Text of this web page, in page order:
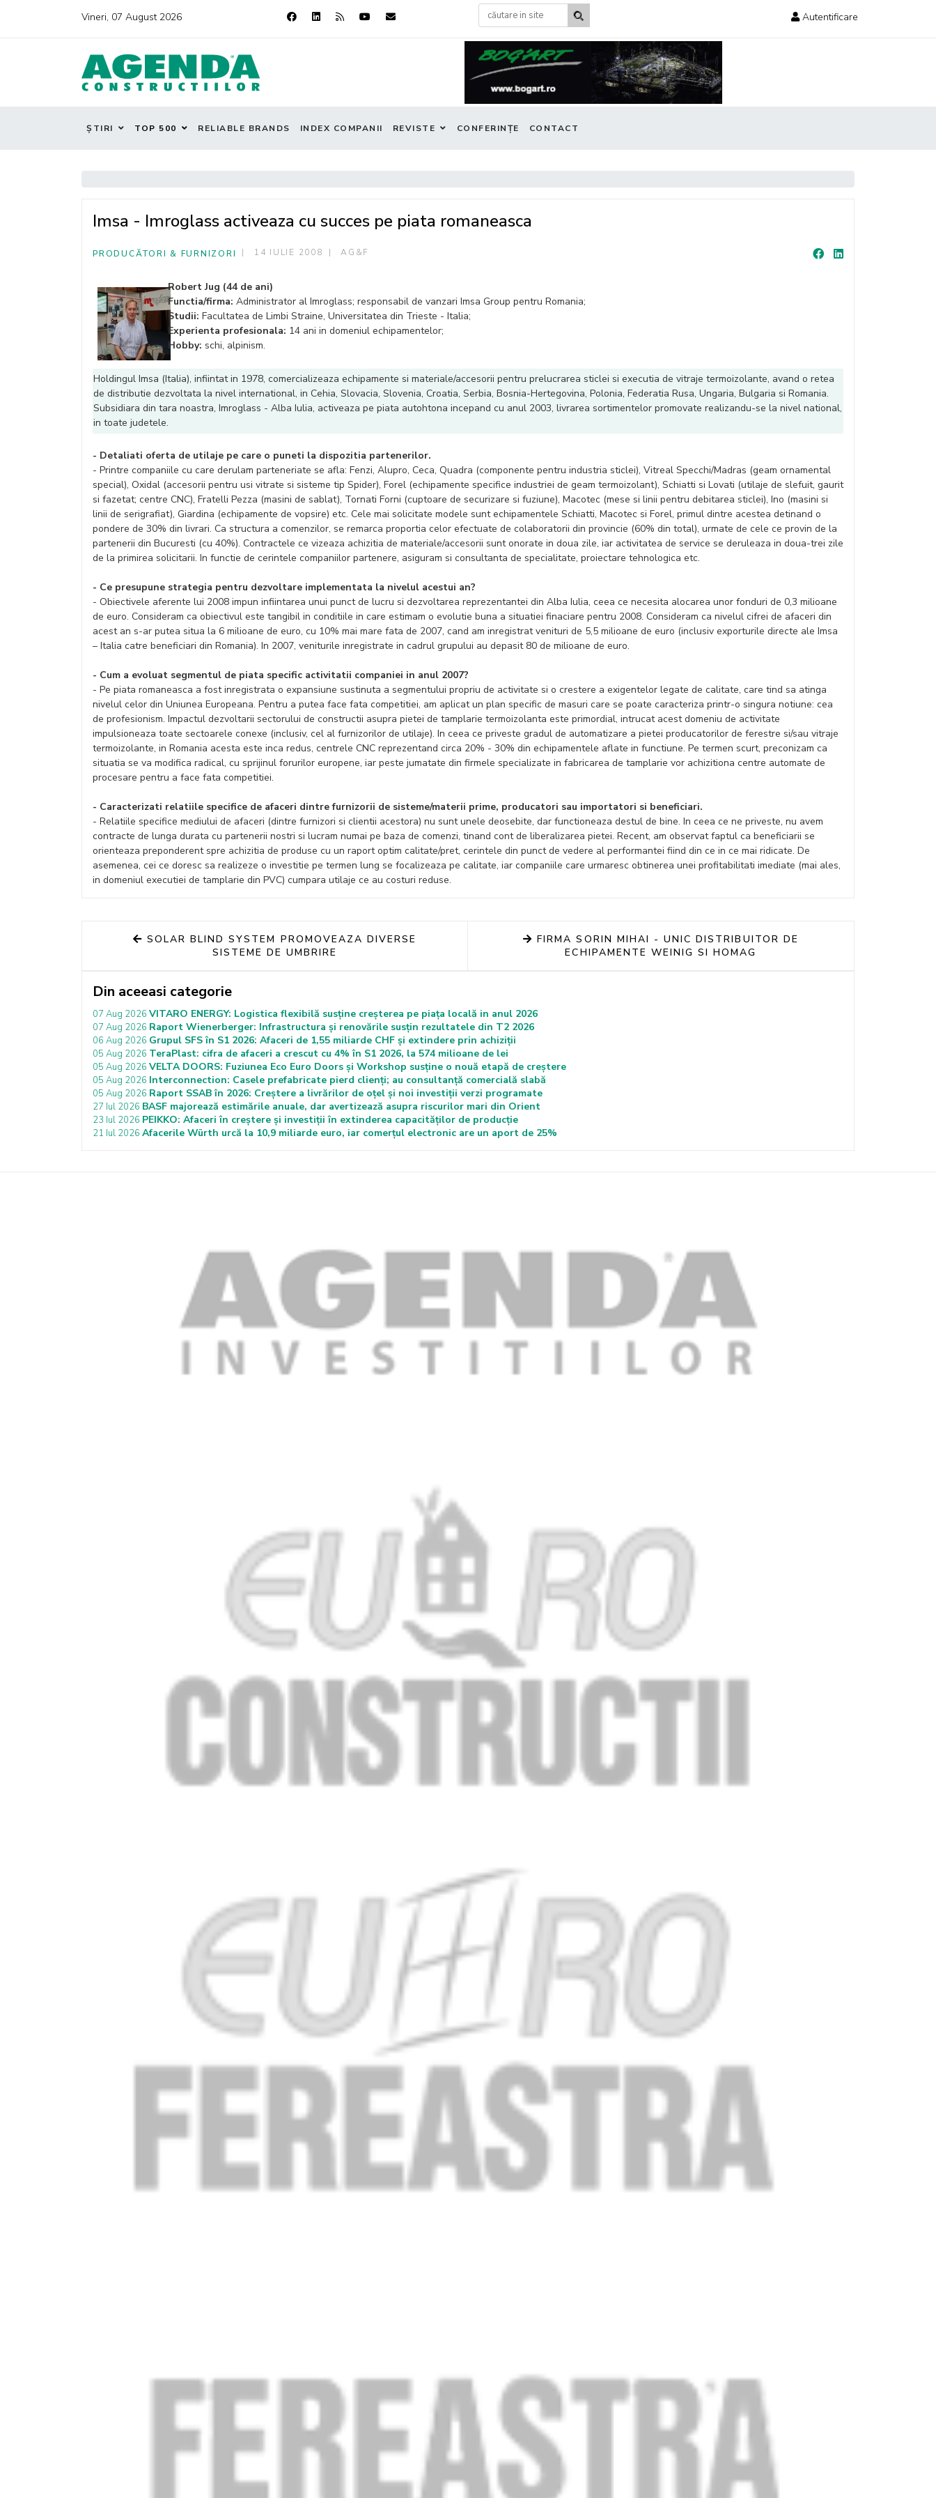
Vineri, 07 August 2026 Autentificare
ȘTIRI TOP 500 RELIABLE BRANDS INDEX COMPANII REVISTE CONFERINȚE CONTACT
Imsa - Imroglass activeaza cu succes pe piata romaneasca
PRODUCĂTORI & FURNIZORI 14 IULIE 2008 AG&F
Robert Jug (44 de ani)
Functia/firma: Administrator al Imroglass; responsabil de vanzari Imsa Group pentru Romania;
Studii: Facultatea de Limbi Straine, Universitatea din Trieste - Italia;
Experienta profesionala: 14 ani in domeniul echipamentelor;
Hobby: schi, alpinism.
Holdingul Imsa (Italia), infiintat in 1978, comercializeaza echipamente si materiale/accesorii pentru prelucrarea sticlei si executia de vitraje termoizolante, avand o retea
de distributie dezvoltata la nivel international, in Cehia, Slovacia, Slovenia, Croatia, Serbia, Bosnia-Hertegovina, Polonia, Federatia Rusa, Ungaria, Bulgaria si Romania.
Subsidiara din tara noastra, Imroglass - Alba Iulia, activeaza pe piata autohtona incepand cu anul 2003, livrarea sortimentelor promovate realizandu-se la nivel national,
in toate judetele.
- Detaliati oferta de utilaje pe care o puneti la dispozitia partenerilor.
- Printre companiile cu care derulam parteneriate se afla: Fenzi, Alupro, Ceca, Quadra (componente pentru industria sticlei), Vitreal Specchi/Madras (geam ornamental
special), Oxidal (accesorii pentru usi vitrate si sisteme tip Spider), Forel (echipamente specifice industriei de geam termoizolant), Schiatti si Lovati (utilaje de slefuit, gaurit
si fazetat; centre CNC), Fratelli Pezza (masini de sablat), Tornati Forni (cuptoare de securizare si fuziune), Macotec (mese si linii pentru debitarea sticlei), Ino (masini si
linii de serigrafiat), Giardina (echipamente de vopsire) etc. Cele mai solicitate modele sunt echipamentele Schiatti, Macotec si Forel, primul dintre acestea detinand o
pondere de 30% din livrari. Ca structura a comenzilor, se remarca proportia celor efectuate de colaboratorii din provincie (60% din total), urmate de cele ce provin de la
partenerii din Bucuresti (cu 40%). Contractele ce vizeaza achizitia de materiale/accesorii sunt onorate in doua zile, iar activitatea de service se deruleaza in doua-trei zile
de la primirea solicitarii. In functie de cerintele companiilor partenere, asiguram si consultanta de specialitate, proiectare tehnologica etc.
- Ce presupune strategia pentru dezvoltare implementata la nivelul acestui an?
- Obiectivele aferente lui 2008 impun infiintarea unui punct de lucru si dezvoltarea reprezentantei din Alba Iulia, ceea ce necesita alocarea unor fonduri de 0,3 milioane
de euro. Consideram ca obiectivul este tangibil in conditiile in care estimam o evolutie buna a situatiei finaciare pentru 2008. Consideram ca nivelul cifrei de afaceri din
acest an s-ar putea situa la 6 milioane de euro, cu 10% mai mare fata de 2007, cand am inregistrat venituri de 5,5 milioane de euro (inclusiv exporturile directe ale Imsa
– Italia catre beneficiari din Romania). In 2007, veniturile inregistrate in cadrul grupului au depasit 80 de milioane de euro.
- Cum a evoluat segmentul de piata specific activitatii companiei in anul 2007?
- Pe piata romaneasca a fost inregistrata o expansiune sustinuta a segmentului propriu de activitate si o crestere a exigentelor legate de calitate, care tind sa atinga
nivelul celor din Uniunea Europeana. Pentru a putea face fata competitiei, am aplicat un plan specific de masuri care se poate caracteriza printr-o singura notiune: cea
de profesionism. Impactul dezvoltarii sectorului de constructii asupra pietei de tamplarie termoizolanta este primordial, intrucat acest domeniu de activitate
impulsioneaza toate sectoarele conexe (inclusiv, cel al furnizorilor de utilaje). In ceea ce priveste gradul de automatizare a pietei producatorilor de ferestre si/sau vitraje
termoizolante, in Romania acesta este inca redus, centrele CNC reprezentand circa 20% - 30% din echipamentele aflate in functiune. Pe termen scurt, preconizam ca
situatia se va modifica radical, cu sprijinul forurilor europene, iar peste jumatate din firmele specializate in fabricarea de tamplarie vor achizitiona centre automate de
procesare pentru a face fata competitiei.
- Caracterizati relatiile specifice de afaceri dintre furnizorii de sisteme/materii prime, producatori sau importatori si beneficiari.
- Relatiile specifice mediului de afaceri (dintre furnizori si clientii acestora) nu sunt unele deosebite, dar functioneaza destul de bine. In ceea ce ne priveste, nu avem
contracte de lunga durata cu partenerii nostri si lucram numai pe baza de comenzi, tinand cont de liberalizarea pietei. Recent, am observat faptul ca beneficiarii se
orienteaza preponderent spre achizitia de produse cu un raport optim calitate/pret, cerintele din punct de vedere al performantei fiind din ce in ce mai ridicate. De
asemenea, cei ce doresc sa realizeze o investitie pe termen lung se focalizeaza pe calitate, iar companiile care urmaresc obtinerea unei profitabilitati imediate (mai ales,
in domeniul executiei de tamplarie din PVC) cumpara utilaje ce au costuri reduse.
SOLAR BLIND SYSTEM PROMOVEAZA DIVERSE
SISTEME DE UMBRIRE
FIRMA SORIN MIHAI - UNIC DISTRIBUITOR DE
ECHIPAMENTE WEINIG SI HOMAG
Din aceeasi categorie
07 Aug 2026 VITARO ENERGY: Logistica flexibilă susține creșterea pe piața locală in anul 2026
07 Aug 2026 Raport Wienerberger: Infrastructura și renovările susțin rezultatele din T2 2026
06 Aug 2026 Grupul SFS în S1 2026: Afaceri de 1,55 miliarde CHF și extindere prin achiziții
05 Aug 2026 TeraPlast: cifra de afaceri a crescut cu 4% în S1 2026, la 574 milioane de lei
05 Aug 2026 VELTA DOORS: Fuziunea Eco Euro Doors și Workshop susține o nouă etapă de creștere
05 Aug 2026 Interconnection: Casele prefabricate pierd clienți; au consultanță comercială slabă
05 Aug 2026 Raport SSAB în 2026: Creștere a livrărilor de oțel și noi investiții verzi programate
27 Iul 2026 BASF majorează estimările anuale, dar avertizează asupra riscurilor mari din Orient
23 Iul 2026 PEIKKO: Afaceri în creștere și investiții în extinderea capacităților de producție
21 Iul 2026 Afacerile Würth urcă la 10,9 miliarde euro, iar comerțul electronic are un aport de 25%